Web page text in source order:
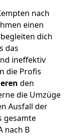
nach
einen
dich
das
ineffektiv
die Profis
den
die Umzüge
Ausfall der
gesamte
nach B